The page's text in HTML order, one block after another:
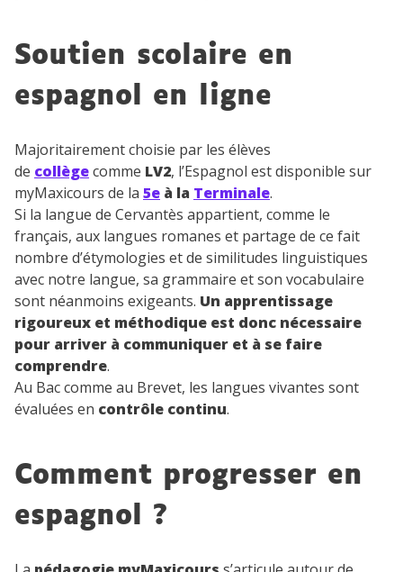
Soutien scolaire en
espagnol en ligne
Majoritairement choisie par les élèves
de collègecomme LV2, l’Espagnol est disponible sur
myMaxicours de la 5e à la Terminale.
Si la langue de Cervantès appartient, comme le
français, aux langues romanes et partage de ce fait
nombre d’étymologies et de similitudes linguistiques
avec notre langue, sa grammaire et son vocabulaire
sont néanmoins exigeants. Un apprentissage
rigoureux et méthodique est donc nécessaire
pour arriver à communiquer et à se faire
comprendre.
Au Bac comme au Brevet, les langues vivantes sont
évaluées en contrôle continu.
Comment progresser en
espagnol ?